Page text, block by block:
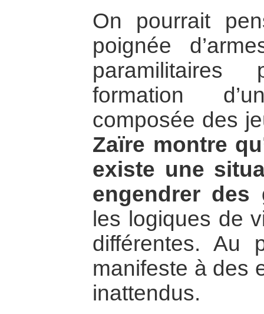
On pourrait
poignée
formation
composée des
Zaïre montre
existe une
engendrer des
les logiques de
différentes. Au
manifeste à des
inattendus.